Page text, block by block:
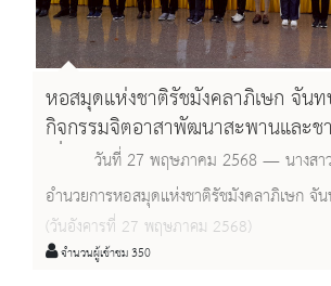
หอสมุดแห่งชาติรัชมังคลาภิเษก จัน
กิจกรรมจิตอาสาพัฒนาสะพานและช
เนื่องในวันคล้ายวันสวรรคตพระบา
ปกเกล้าเจ้าอยู่หัว
วันที่ 27 พฤษภาคม 2568 — นางสา
อำนวยการหอสมุดแห่งชาติรัชมังคลาภิเษก จั
เจ้าหน้าที่ข้าราชการของหน่วยงาน เข้าร่วมกิจก
ในวันคล้ายวันสวรรคตพระบาทสมเด็จพระปกเ
(วันอังคารที่ 27 พฤษภาคม 2568)
จำนวนผู้เข้าชม 350